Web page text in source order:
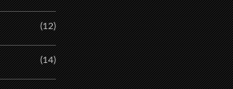
(12)
(14)